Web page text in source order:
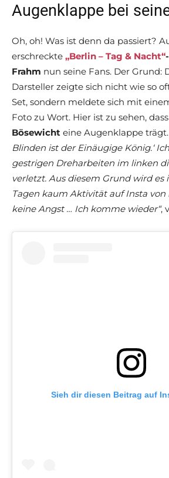
Augenklappe bei
Oh, oh! Was ist denn da passiert?
erschreckte „Berlin – Tag & Nacht“
Frahm nun seine Fans. Der Grund:
Darsteller zeigte sich nicht wie so
Set, sondern meldete sich mit
Foto zu Wort. Hier ist zu sehen,
Bösewicht eine Augenklappe trägt.
Blinden ist der Einäugige König.‘
gestrigen Dreharbeiten im linken
verletzt. Aus diesem Grund wird es
Tagen kaum Aktivität auf Insta von
keine Angst … Ich komme wieder“,
Sieh dir diesen Beitrag auf